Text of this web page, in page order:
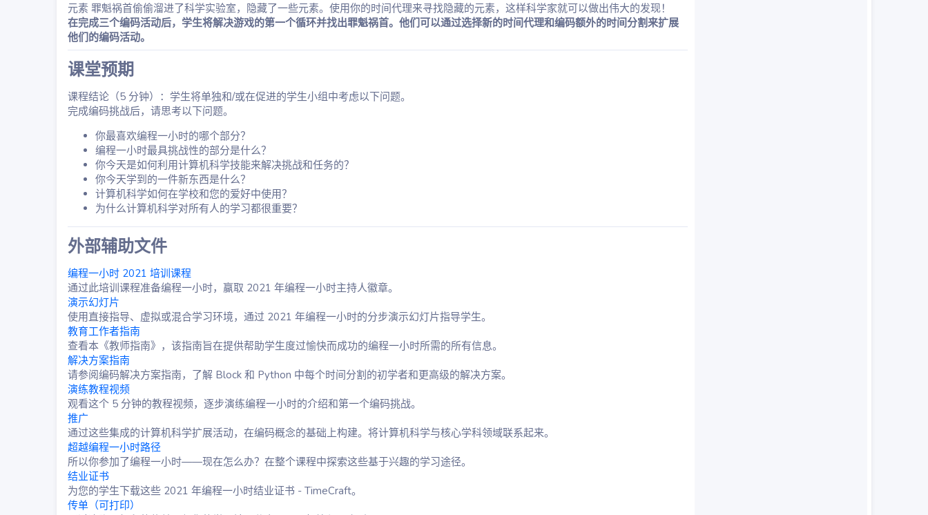
元素 罪魁祸首偷偷溜进了科学实验室，隐藏了一些元素。使用你的时间代理来寻找隐藏的元素，这样科学家就可以做出伟大的发现！
在完成三个编码活动后，学生将解决游戏的第一个循环并找出罪魁祸首。他们可以通过选择新的时间代理和编码额外的时间分割来扩展
他们的编码活动。
课堂预期​
课程结论（5 分钟）：学生将单独和/或在促进的学生小组中考虑以下问题。
完成编码挑战后，请思考以下问题。
你最喜欢编程一小时的哪个部分？
编程一小时最具挑战性的部分是什么？
你今天是如何利用计算机科学技能来解决挑战和任务的？
你今天学到的一件新东西是什么？
计算机科学如何在学校和您的爱好中使用？
为什么计算机科学对所有人的学习都很重要？
外部辅助文件​
编程一小时 2021 培训课程
通过此培训课程准备编程一小时，赢取 2021 年编程一小时主持人徽章。
演示幻灯片
使用直接指导、虚拟或混合学习环境，通过 2021 年编程一小时的分步演示幻灯片指导学生。
教育工作者指南
查看本《教师指南》，该指南旨在提供帮助学生度过愉快而成功的编程一小时所需的所有信息。
解决方案指南
请参阅编码解决方案指南，了解 Block 和 Python 中每个时间分割的初学者和更高级的解决方案。
演练教程视频
观看这个 5 分钟的教程视频，逐步演练编程一小时的介绍和第一个编码挑战。
推广
通过这些集成的计算机科学扩展活动，在编码概念的基础上构建。将计算机科学与核心学科领域联系起来。
超越编程一小时路径
所以你参加了编程一小时——现在怎么办？在整个课程中探索这些基于兴趣的学习途径。
结业证书
为您的学生下载这些 2021 年编程一小时结业证书 - TimeCraft。
传单（可打印）